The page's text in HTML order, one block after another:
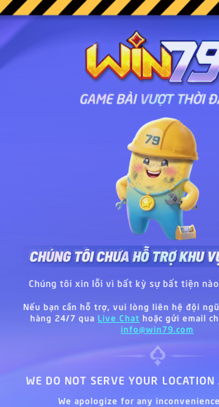
Chúng tôi xin lỗi vì bất kỳ sự bất tiện
Nếu bạn cần hỗ trợ, vui lòng liên hệ đội ngũ
hàng 24/7 qua Live Chat hoặc gửi email
info@win79.com
WE DO NOT SERVE YOUR
We apologize for any inconvenience